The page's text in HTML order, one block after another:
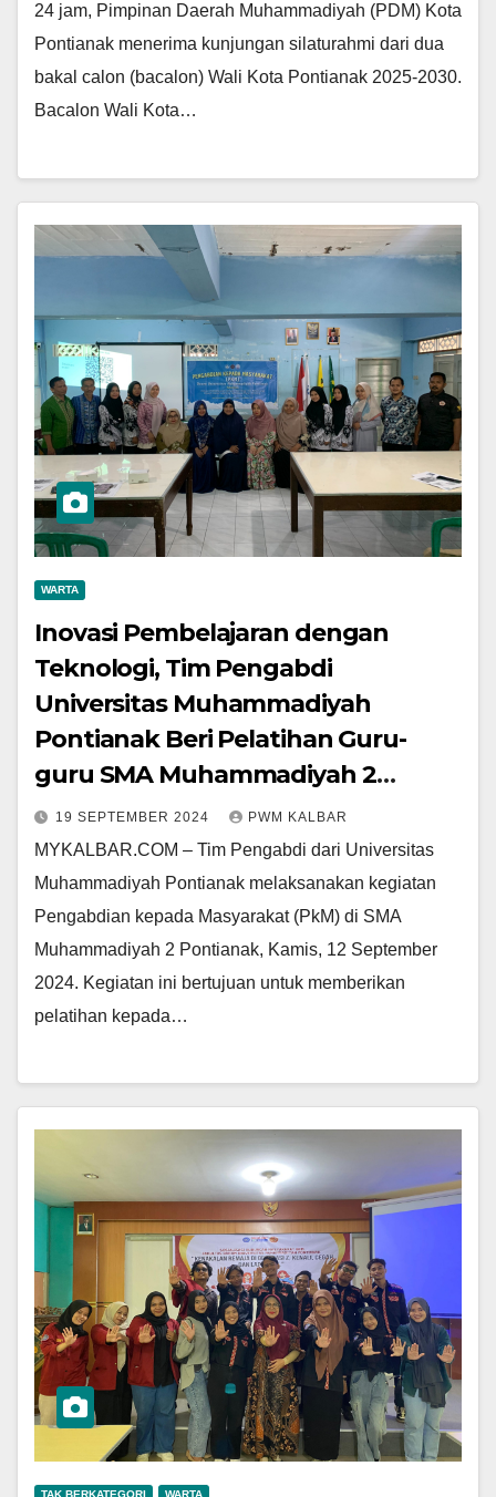
24 jam, Pimpinan Daerah Muhammadiyah (PDM) Kota
Pontianak menerima kunjungan silaturahmi dari dua
bakal calon (bacalon) Wali Kota Pontianak 2025-2030.
Bacalon Wali Kota…
WARTA
Inovasi Pembelajaran dengan
Teknologi, Tim Pengabdi
Universitas Muhammadiyah
Pontianak Beri Pelatihan Guru-
guru SMA Muhammadiyah 2
Pontianak
19 SEPTEMBER 2024 PWM KALBAR
MYKALBAR.COM – Tim Pengabdi dari Universitas
Muhammadiyah Pontianak melaksanakan kegiatan
Pengabdian kepada Masyarakat (PkM) di SMA
Muhammadiyah 2 Pontianak, Kamis, 12 September
2024. Kegiatan ini bertujuan untuk memberikan
pelatihan kepada…
TAK BERKATEGORI WARTA